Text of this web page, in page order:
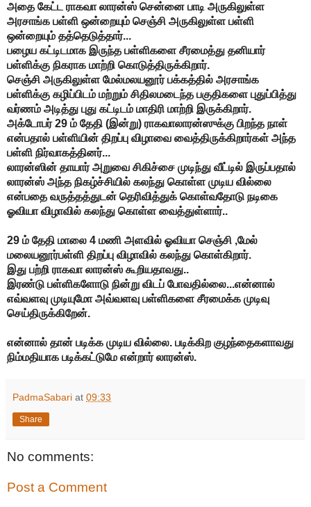
அதை கேட்ட ராகவா லாரன்ஸ் சென்னை பாடி அருகிலுள்ள
அரசாங்க பள்ளி ஒன்றையும் செஞ்சி அருகிலுள்ள பள்ளி
ஒன்றையும் தத்தெடுத்தார்...
பழைய கட்டிடமாக இருந்த பள்ளிகளை சீரமைத்து தனியார்
பள்ளிக்கு நிகராக மாற்றி கொடுத்திருக்கிறார்.
செஞ்சி அருகிலுள்ள மேல்மலயனூர் பக்கத்தில் அரசாங்க
பள்ளிக்கு கழிப்பிடம் மற்றும் சிதிலமடைந்த பகுதிகளை புதுப்பித்து
வர்ணம் அடித்து புது கட்டிடம் மாதிரி மாற்றி இருக்கிறார்.
அக்டோபர்29 ம் தேதி (இன்று) ராகவாலாரன்ஸுக்கு பிறந்த நாள்
என்பதால் பள்ளியின் திறப்பு விழாவை வைத்திருக்கிறார்கள் அந்த
பள்ளி நிர்வாகத்தினர்...
லாரன்ஸின் தாயார் அறுவை சிகிச்சை முடிந்து வீட்டில் இருப்பதால்
லாரன்ஸ் அந்த நிகழ்ச்சியில் கலந்து கொள்ள முடிய வில்லை
என்பதை வருத்தத்துடன் தெரிவித்துக் கொள்வதோடு நடிகை
ஓவியா விழாவில் கலந்து கொள்ள வைத்துள்ளார்..
29 ம் தேதி மாலை 4 மணி அளவில் ஓவியா செஞ்சி ,மேல்
மலையனூர்பள்ளி திறப்பு விழாவில் கலந்து கொள்கிறார்.
இது பற்றி ராகவா லாரன்ஸ் கூறியதாவது..
இரண்டு பள்ளிகளோடு நின்று விடப் போவதில்லை...என்னால்
எவ்வளவு முடியுமோ அவ்வளவு பள்ளிகளை சீரமைக்க முடிவு
செய்திருக்கிறேன்.
என்னால் தான் படிக்க முடிய வில்லை. படிக்கிற குழந்தைகளாவது
நிம்மதியாக படிக்கட்டுமே என்றார் லாரன்ஸ்.
PadmaSabari at 09:33
Share
No comments:
Post a Comment